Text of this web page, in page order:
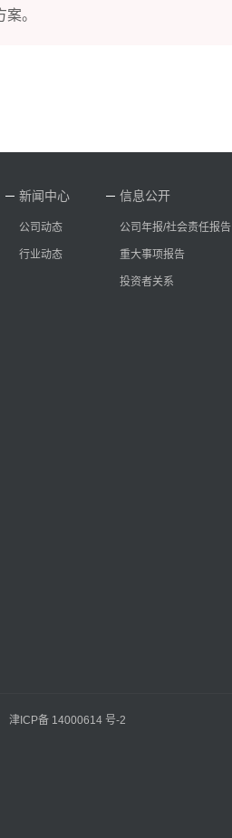
。
新闻中心
公司动态
行业动态
信息公开
公司年报/社会责任报告
重大事项报告
投资者关系
津ICP备 14000614 号-2